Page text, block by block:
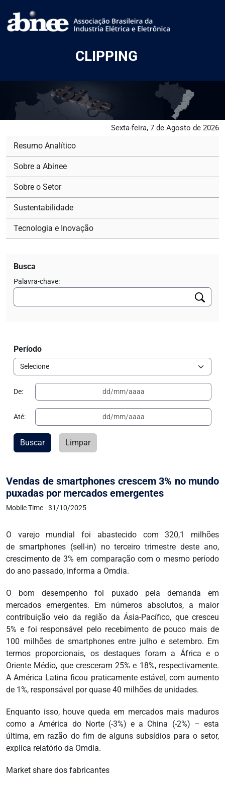
CLIPPING
Sexta-feira, 7 de Agosto de 2026
Vendas de smartphones crescem 3% no mundo
puxadas por mercados emergentes
Mobile Time - 31/10/2025
O varejo mundial foi abastecido com 320,1 milhões
de smartphones (sell-in) no terceiro trimestre deste ano,
crescimento de 3% em comparação com o mesmo período
do ano passado, informa a Omdia.
O bom desempenho foi puxado pela demanda em
mercados emergentes. Em números absolutos, a maior
contribuição veio da região da Ásia-Pacífico, que cresceu
5% e foi responsável pelo recebimento de pouco mais de
100 milhões de smartphones entre julho e setembro. Em
termos proporcionais, os destaques foram a África e o
Oriente Médio, que cresceram 25% e 18%, respectivamente.
A América Latina ficou praticamente estável, com aumento
de 1%, responsável por quase 40 milhões de unidades.
Enquanto isso, houve queda em mercados mais maduros
como a América do Norte (-3%) e a China (-2%) – esta
última, em razão do fim de alguns subsídios para o setor,
explica relatório da Omdia.
Market share dos fabricantes
Resumo Analítico
Sobre a Abinee
Sobre o Setor
Sustentabilidade
Tecnologia e Inovação
Busca
Palavra-chave:
Período
De:
Até:
Buscar Limpar